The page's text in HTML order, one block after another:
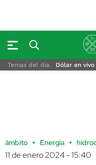
Temas del día Dólar en vivo
ámbito Energía
11 de enero 2024 - 15:40